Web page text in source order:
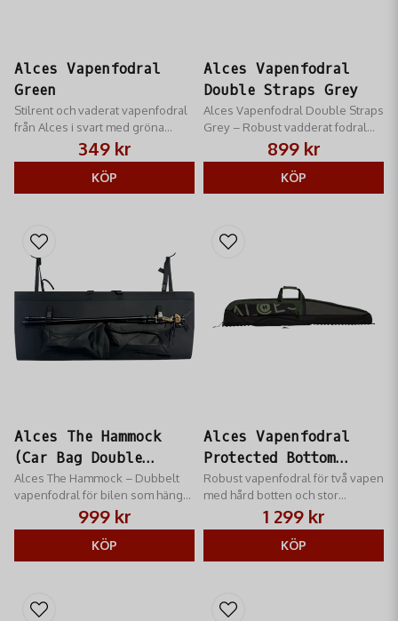
Alces Vapenfodral
Green
Stilrent och vaderat vapenfodral
från Alces i svart med gröna
detaljer. Praktisk ficka för
tillbehör.
349 kr
KÖP
Alces Vapenfodral
Double Straps Grey
Alces Vapenfodral Double Straps
Grey – Robust vadderat fodral
med ryggsäcksremmar för
ergonomisk transport. Skyddar
vapen och optik i alla väder.
899 kr
KÖP
Alces The Hammock
(Car Bag Double
Rifle)
Alces The Hammock – Dubbelt
vapenfodral för bilen som hängs
på framstolarna. Skyddar vapen
och optik under transport.
Slitstarkt och smidigt.
999 kr
KÖP
Alces Vapenfodral
Protected Bottom
Double Green
Robust vapenfodral för två vapen
med hård botten och stor
sidoficka. Perfekt för säker och
bekväm transport.
1 299 kr
KÖP